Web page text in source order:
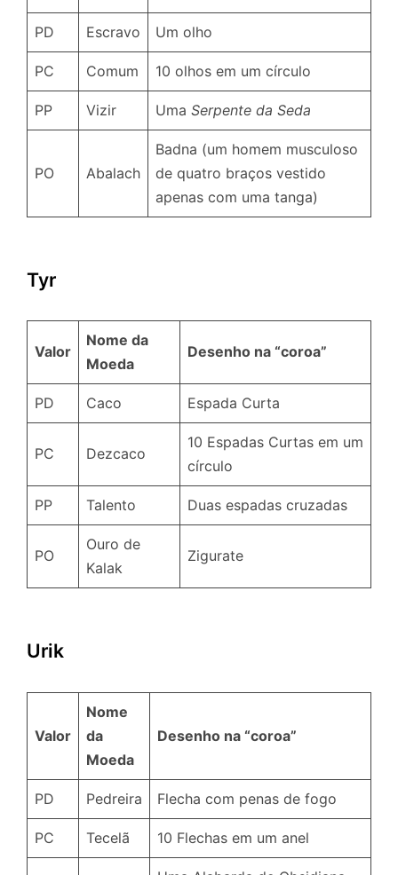
PD Escravo Um olho
PC Comum 10 olhos em um círculo
PP Vizir Uma Serpente da Seda
PO Abalach
Badna (um homem musculoso
de quatro braços vestido
apenas com uma tanga)
Tyr
Valor
Nome da
Moeda
Desenho na “coroa”
PD Caco Espada Curta
PC Dezcaco
10 Espadas Curtas em um
círculo
PP Talento Duas espadas cruzadas
PO
Ouro de
Kalak
Zigurate
Urik
Valor
Nome
da
Moeda
Desenho na “coroa”
PD Pedreira Flecha com penas de fogo
PC Tecelã 10 Flechas em um anel